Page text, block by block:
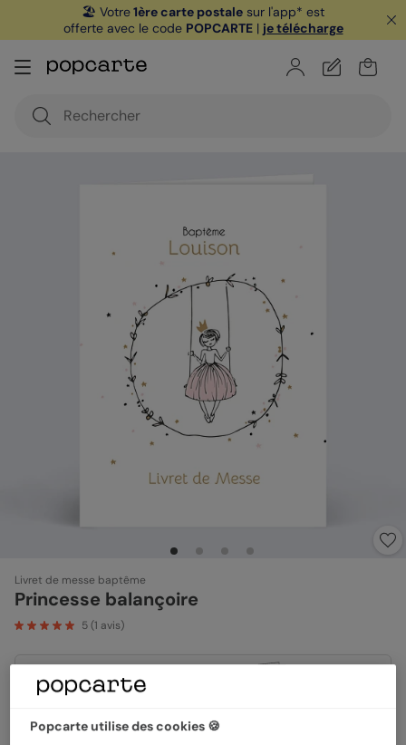
🏖️ Votre1ère carte postale sur l'app* est
offerte avec le code POPCARTE| je télécharge
Livret de messe baptême
Princesse balançoire
5(1 avis)
Format
Popcarte utilise des cookies 🍪